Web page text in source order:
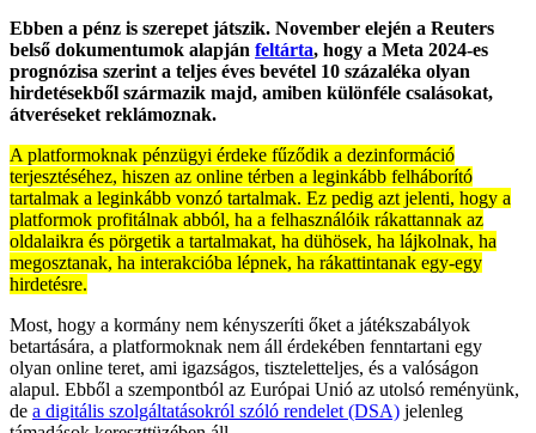
Ebben a pénz is szerepet játszik. November elején a Reuters
belső dokumentumok alapján feltárta, hogy a Meta 2024-es
prognózisa szerint a teljes éves bevétel 10 százaléka olyan
hirdetésekből származik majd, amiben különféle csalásokat,
átveréseket reklámoznak.
A platformoknak pénzügyi érdeke fűződik a dezinformáció
terjesztéséhez, hiszen az online térben a leginkább felháborító
tartalmak a leginkább vonzó tartalmak. Ez pedig azt jelenti, hogy a
platformok profitálnak abból, ha a felhasználóik rákattannak az
oldalaikra és pörgetik a tartalmakat, ha dühösek, ha lájkolnak, ha
megosztanak, ha interakcióba lépnek, ha rákattintanak egy-egy
hirdetésre.
Most, hogy a kormány nem kényszeríti őket a játékszabályok
betartására, a platformoknak nem áll érdekében fenntartani egy
olyan online teret, ami igazságos, tiszteletteljes, és a valóságon
alapul. Ebből a szempontból az Európai Unió az utolsó reményünk,
de a digitális szolgáltatásokról szóló rendelet (DSA) jelenleg